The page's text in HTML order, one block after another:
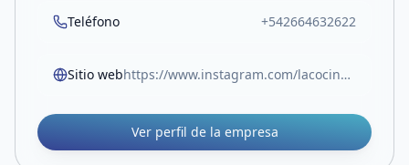
Teléfono +542664632622
Sitio web https://www.instagram.com/lacocinadelau.sl?igsh=ZzlycDIycTB2MG8z
Ver perfil de la empresa